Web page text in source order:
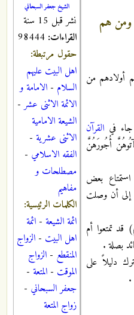
الشيخ جعفر السبحاني
نشر قبل 15 سنة
القراءات:
حقول مرتبطة:
اهل البيت عليهم
السلام - الامامة و
الائمة الاثنى عشر -
الشيعة الامامية
الاثنى عشرية -
الفقه الاسلامي -
مصطلحات و
مفاهيم
الكلمات الرئيسية:
ائمة الشيعة - ائمة
اهل البيت - الزواج
المنقطع - الزواج
الموقت - المتعة -
جعفر السبحاني -
زواج المتعة
ومن هم
أولادهم من
في القرآن
أُجُورَهُنَّ
بعض
إلى أن وصلت
قد تمتعوا أم
بصلة .
دليلاً على
.